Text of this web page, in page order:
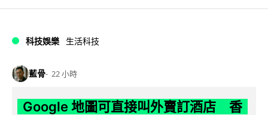
科技娛樂 生活科技
藍骨 22 小時
Google 地圖可直接叫外賣訂酒店 香